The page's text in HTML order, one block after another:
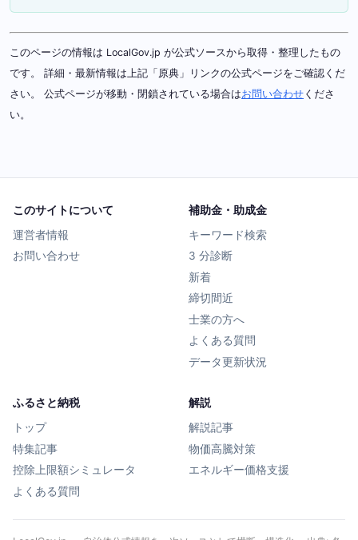
このページの情報は LocalGov.jp が公式ソースから取得・整理したもの
です。 詳細・最新情報は上記「原典」リンクの公式ページをご確認くだ
さい。 公式ページが移動・閉鎖されている場合はお問い合わせ くださ
い。
このサイトについて
運営者情報
お問い合わせ
補助金・助成金
キーワード検索
3 分診断
新着
締切間近
士業の方へ
よくある質問
データ更新状況
ふるさと納税
トップ
特集記事
控除上限額シミュレータ
よくある質問
解説
解説記事
物価高騰対策
エネルギー価格支援